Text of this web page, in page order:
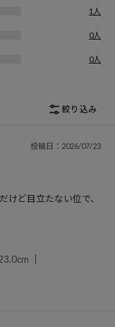
1人
0人
0人
絞り込み
投稿日：2026/07/23
けど目立たない位で、